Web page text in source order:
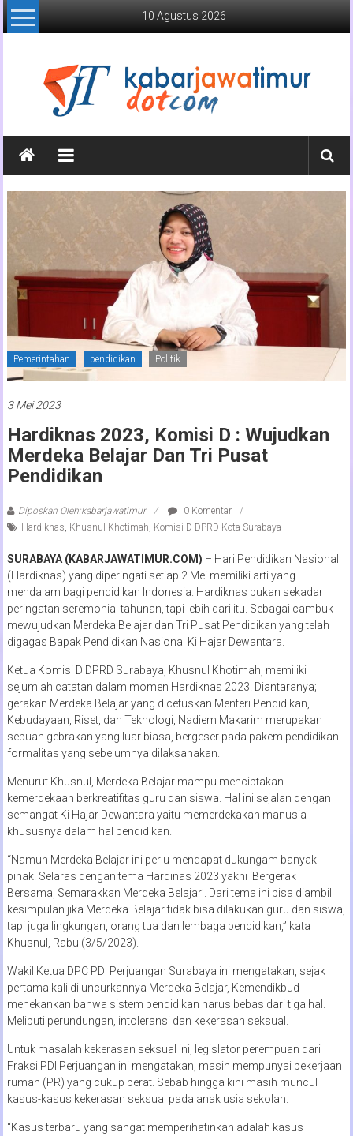
Lompat
ke
10 Agustus 2026
Kabar
Jawa
Timur
Media
Online
Jawa
Timur
Pemerintahan pendidikan Politik
3 Mei 2023
Hardiknas 2023, Komisi D : Wujudkan
Merdeka Belajar Dan Tri Pusat
Pendidikan
Diposkan Oleh:kabarjawatimur
0 Komentar
Hardiknas, Khusnul Khotimah, Komisi D DPRD Kota Surabaya
SURABAYA (KABARJAWATIMUR.COM) – Hari Pendidikan Nasional
(Hardiknas) yang diperingati setiap 2 Mei memiliki arti yang
mendalam bagi pendidikan Indonesia. Hardiknas bukan sekadar
peringatan seremonial tahunan, tapi lebih dari itu. Sebagai cambuk
mewujudkan Merdeka Belajar dan Tri Pusat Pendidikan yang telah
digagas Bapak Pendidikan Nasional Ki Hajar Dewantara.
Ketua Komisi D DPRD Surabaya, Khusnul Khotimah, memiliki
sejumlah catatan dalam momen Hardiknas 2023. Diantaranya;
gerakan Merdeka Belajar yang dicetuskan Menteri Pendidikan,
Kebudayaan, Riset, dan Teknologi, Nadiem Makarim merupakan
sebuah gebrakan yang luar biasa, bergeser pada pakem pendidikan
formalitas yang sebelumnya dilaksanakan.
Menurut Khusnul, Merdeka Belajar mampu menciptakan
kemerdekaan berkreatifitas guru dan siswa. Hal ini sejalan dengan
semangat Ki Hajar Dewantara yaitu memerdekakan manusia
khususnya dalam hal pendidikan.
“Namun Merdeka Belajar ini perlu mendapat dukungam banyak
pihak. Selaras dengan tema Hardinas 2023 yakni ‘Bergerak
Bersama, Semarakkan Merdeka Belajar’. Dari tema ini bisa diambil
kesimpulan jika Merdeka Belajar tidak bisa dilakukan guru dan siswa,
tapi juga lingkungan, orang tua dan lembaga pendidikan,” kata
Khusnul, Rabu (3/5/2023).
Wakil Ketua DPC PDI Perjuangan Surabaya ini mengatakan, sejak
pertama kali diluncurkannya Merdeka Belajar, Kemendikbud
menekankan bahwa sistem pendidikan harus bebas dari tiga hal.
Meliputi perundungan, intoleransi dan kekerasan seksual.
Untuk masalah kekerasan seksual ini, legislator perempuan dari
Fraksi PDI Perjuangan ini mengatakan, masih mempunyai pekerjaan
rumah (PR) yang cukup berat. Sebab hingga kini masih muncul
kasus-kasus kekerasan seksual pada anak usia sekolah.
“Kasus terbaru yang sangat memperihatinkan adalah kasus